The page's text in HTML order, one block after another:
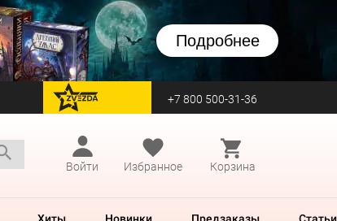
Подробнее
перейти на Zvezda +7 800 500-31-36
Войти
Избранное Корзина